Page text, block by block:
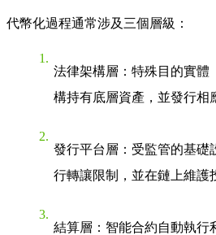
代幣化過程通常涉及三個層級：
法律架構層：特殊目的實體
構持有底層資產，並發行相
發行平台層：受監管的基礎
行轉讓限制，並在鏈上維護
結算層：智能合約自動執行